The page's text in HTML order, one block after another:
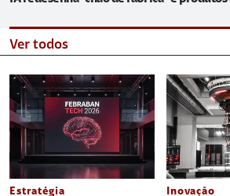
Ver todos
Estratégia Inovação